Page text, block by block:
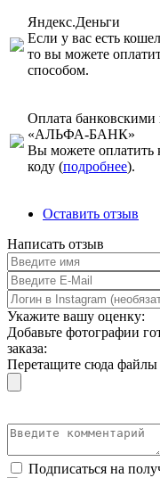
Яндекс.Деньги
Если у вас есть
то вы можете
способом.
Оплата
«АЛЬФА-БАНК»
Вы можете оплатить
коду (подробнее).
Оставить отзыв
Написать отзыв
Укажите вашу оценку:
Добавьте фотографии
заказа:
Перетащите сюда
Подписаться на